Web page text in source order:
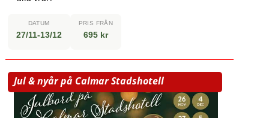
DATUM
27/11-13/12
PRIS FRÅN
695 kr
Jul & nyår på Calmar Stadshotell